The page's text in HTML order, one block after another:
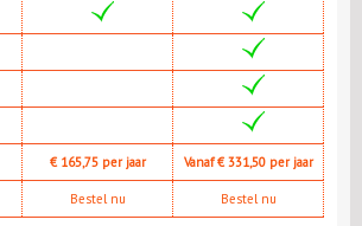
€ 165,75 per jaar Vanaf € 331,50 per jaar
Bestel nu Bestel nu